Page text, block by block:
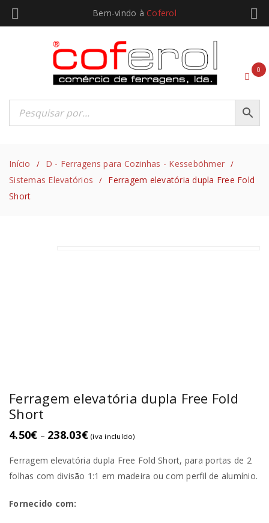
Bem-vindo à Coferol
0
Início / D - Ferragens para Cozinhas - Kesseböhmer /
Sistemas Elevatórios /
Ferragem elevatória dupla Free Fold
Short
Ferragem elevatória dupla Free Fold
Short
4.50€ – 238.03€ (iva incluído)
Ferragem elevatória dupla Free Fold Short, para portas de 2
folhas com divisão 1:1 em madeira ou com perfil de alumínio.
Fornecido com: